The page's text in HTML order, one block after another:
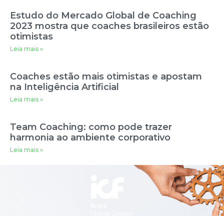
Estudo do Mercado Global de Coaching
2023 mostra que coaches brasileiros estão
otimistas
Leia mais »
Coaches estão mais otimistas e apostam
na Inteligência Artificial
Leia mais »
Team Coaching: como pode trazer
harmonia ao ambiente corporativo
Leia mais »